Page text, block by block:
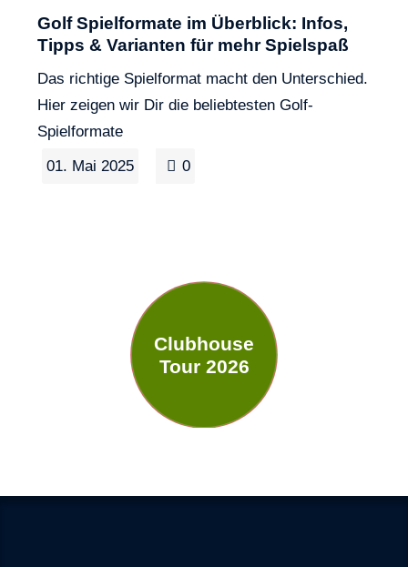
Golf Spielformate im Überblick: Infos,
Tipps & Varianten für mehr Spielspaß
Das richtige Spielformat macht den Unterschied.
Hier zeigen wir Dir die beliebtesten Golf-
Spielformate
01. Mai 2025
0
Clubhouse
Tour 2026